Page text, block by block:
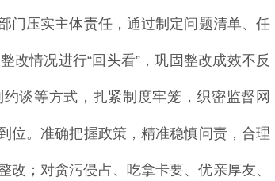
门压实主体责任，通过制定问题清单、任
改情况进行“回头看”，巩固整改成效不反
谈等方式，扎紧制度牢笼，织密监督网
位。准确把握政策，精准稳慎问责，合理
；对贪污侵占、吃拿卡要、优亲厚友、